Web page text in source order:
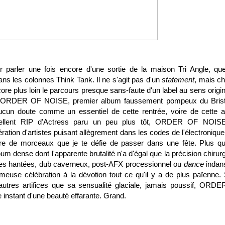
parler une fois encore d'une sortie de la maison Tri Angle,
les colonnes Think Tank. Il ne s'agit pas d'unstatement, mais
plus loin le parcours presque sans-faute d'un label au sens
OF NOISE, premier album faussement pompeux du
doute comme un essentiel de cette rentrée, voire de cette
RIP d'Actress paru un peu plus tôt, ORDER OF
d'artistes puisant allègrement dans les codes de
de morceaux que je te défie de passer dans une fête. Plus
dense dont l'apparente brutalité n'a d'égal que la précision
hantées, dub caverneux, post-AFX processionnelou dance
célébration à la dévotion tout ce qu'il y a de plus païenne.
artifices que sa sensualité glaciale, jamais poussif,
d'une beauté effarante. Grand.